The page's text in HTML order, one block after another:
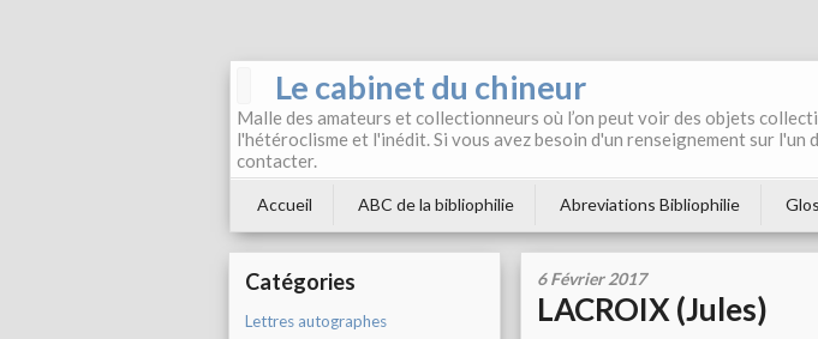
Le cabinet du chineur
Malle des amateurs et collectionneurs où l’on peut voir des objets
l'hétéroclisme et l'inédit. Si vous avez besoin d'un renseignement sur l'un
contacter.
Accueil ABC de la bibliophilie Abreviations Bibliophilie
Catégories
Lettres autographes
6 Février 2017
LACROIX (Jules)